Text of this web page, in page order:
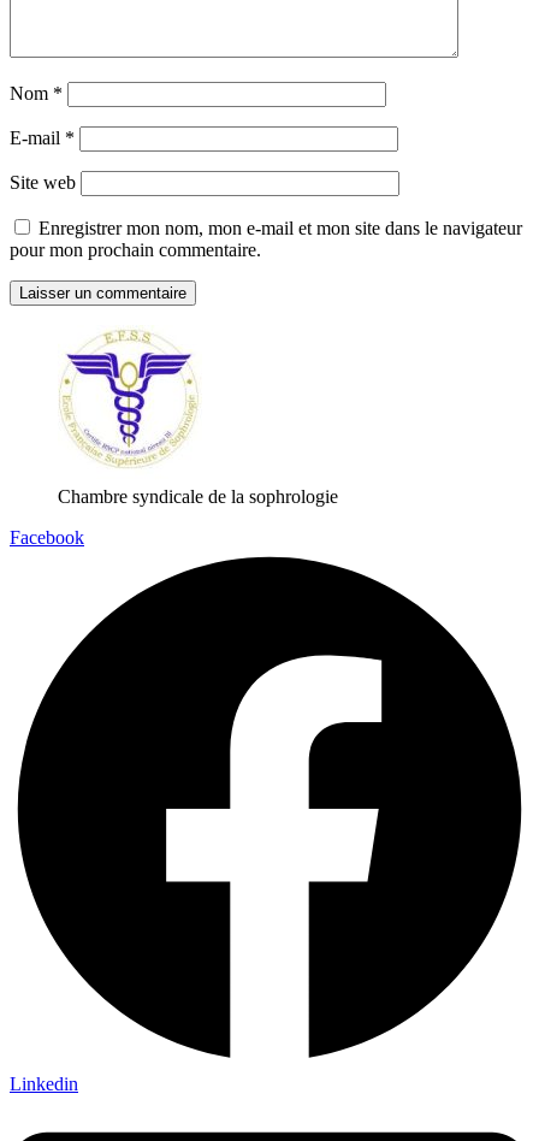
Nom *
E-mail *
Site web
Enregistrer mon nom, mon e-mail et mon site dans le navigateur
pour mon prochain commentaire.
Chambre syndicale de la sophrologie
Facebook
Linkedin